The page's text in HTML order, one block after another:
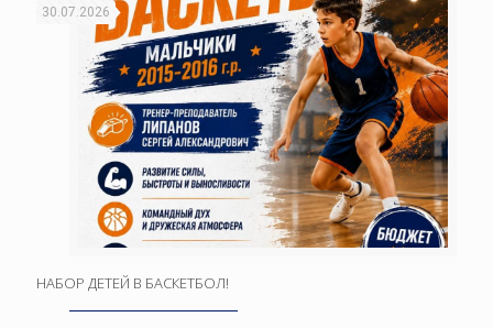
30.07.2026
НАБОР ДЕТЕЙ В БАСКЕТБОЛ!